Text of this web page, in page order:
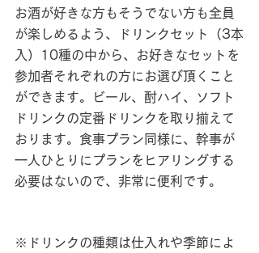
お酒が好きな方もそうでない方も全員
が楽しめるよう、ドリンクセット（3本
入）10種の中から、お好きなセットを
参加者それぞれの方にお選び頂くこと
ができます。ビール、酎ハイ、ソフト
ドリンクの定番ドリンクを取り揃えて
おります。食事プラン同様に、幹事が
一人ひとりにプランをヒアリングする
必要はないので、非常に便利です。
※ドリンクの種類は仕入れや季節によ